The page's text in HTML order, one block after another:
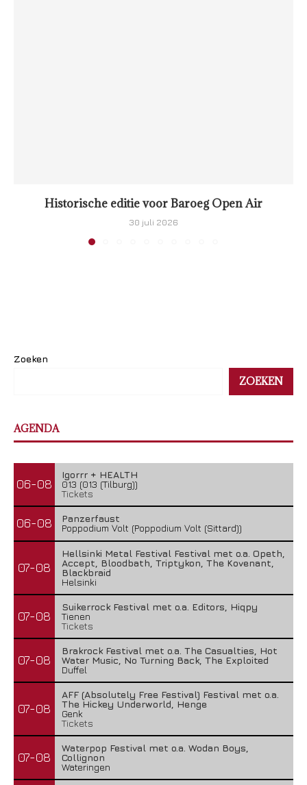
Historische editie voor Baroeg Open Air
30 juli 2026
Zoeken
ZOEKEN
AGENDA
06-08
Igorrr + HEALTH
013 (013 (Tilburg))
Tickets
06-08
Panzerfaust
Poppodium Volt (Poppodium Volt (Sittard))
07-08
Hellsinki Metal Festival Festival met o.a. Opeth,
Accept, Bloodbath, Triptykon, The Kovenant,
Blackbraid
Helsinki
07-08
Suikerrock Festival met o.a. Editors, Hiqpy
Tienen
Tickets
07-08
Brakrock Festival met o.a. The Casualties, Hot
Water Music, No Turning Back, The Exploited
Duffel
07-08
AFF (Absolutely Free Festival) Festival met o.a.
The Hickey Underworld, Henge
Genk
Tickets
07-08
Waterpop Festival met o.a. Wodan Boys,
Collignon
Wateringen